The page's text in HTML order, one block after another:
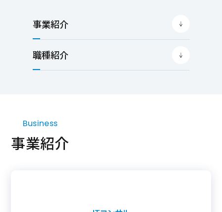
事業紹介
職種紹介
Business
事業紹介